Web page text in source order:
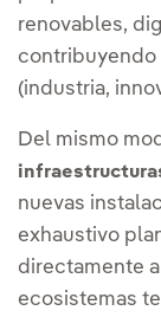
renovables,
contribuyendo
(industria,
Del mismo
nuevas
exhaustivo
directamente
ecosistemas